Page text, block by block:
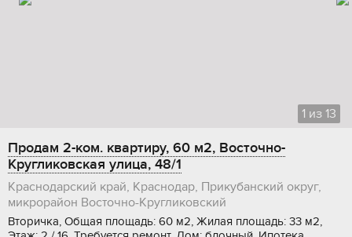
1 из 13
Продам 2-ком. квартиру, 60 м2, Восточно-
Кругликовская улица, 48/1
Краснодарский край, Краснодар, Прикубанский округ,
микрорайон Восточно-Кругликовский
Вторичка, Общая площадь: 60 м2, Жилая площадь: 33 м2,